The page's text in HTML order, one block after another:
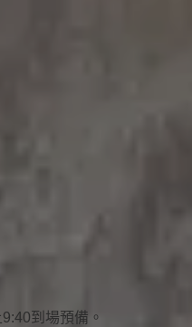
到場預備。